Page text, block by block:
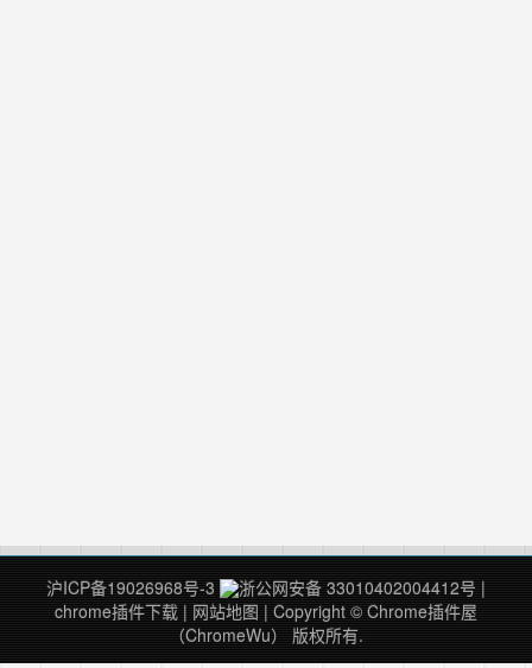
沪ICP备19026968号-3 浙公网安备 33010402004412号 |
chrome插件下载 | 网站地图 | Copyright © Chrome插件屋
（ChromeWu） 版权所有.